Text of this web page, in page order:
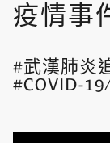
疫情事
武漢肺炎
COVID-